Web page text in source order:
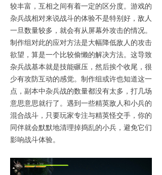
较丰富，互相之间有着一定的区分度。游戏的
杂兵战相对来说战斗的体验不是特别好，敌人
一旦数量较多，就会有从屏幕外攻击的情况。
制作组对此的应对方法是大幅降低敌人的攻击
欲望，算是一个比较偷懒的解决方法。这导致
杂兵战基本就是技能碾压，然后挨个收尾，很
少有攻防互动的感觉。制作组或许也知道这一
点，副本中杂兵战的数量都没有太多，打几场
意思意思就行了。遇到一些精英敌人和小兵的
混合战斗，只要玩家专注与精英怪交手，你的
同伴就会默默地清理掉捣乱的小兵，避免它们
影响战斗体验。